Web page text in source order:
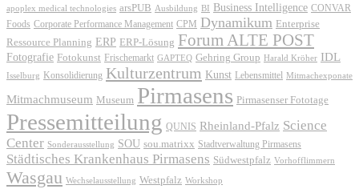
apoplex medical technologies arsPUB Ausbildung BI Business Intelligence CONVAR
Foods Corporate Performance Management CPM Dynamikum Enterprise
Ressource Planning ERP ERP-Lösung Forum ALTE POST
Fotografie Fotokunst Frischemarkt GAPTEQ Gehring Group Harald Kröher IDL
Isselburg Konsolidierung Kulturzentrum Kunst Lebensmittel Mitmachexponate
Mitmachmuseum Museum Pirmasens Pirmasenser Fototage
Pressemitteilung QUNIS Rheinland-Pfalz Science
Center Sonderausstellung SOU sou.matrixx Stadtverwaltung Pirmasens
Städtisches Krankenhaus Pirmasens Südwestpfalz Vorhofflimmern
Wasgau Wechselausstellung Westpfalz Workshop